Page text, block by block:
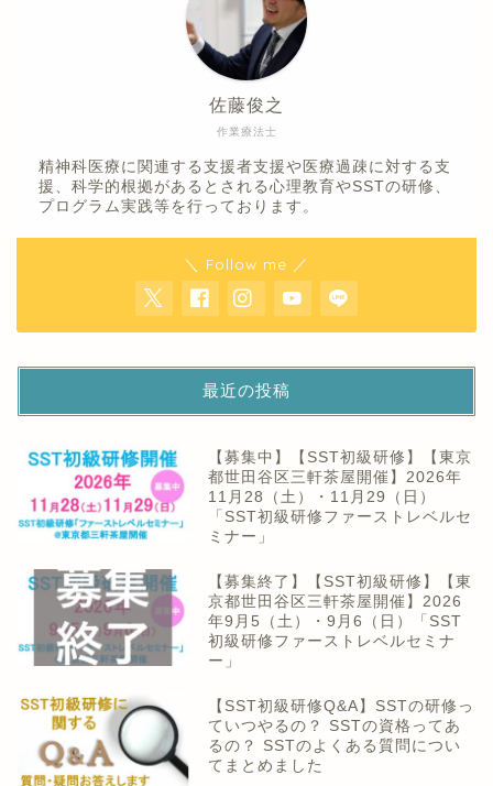
作業療法士
佐藤俊之
精神科医療に関連する支援者支援や医療過疎に対する支
援、科学的根拠があるとされる心理教育やSSTの研修、
プログラム実践等を行っております。
＼ Follow me ／
最近の投稿
【募集中】【SST初級研修】【東京
都世田谷区三軒茶屋開催】2026年
11月28（土）・11月29（日）
「SST初級研修ファーストレベルセ
ミナー」
【募集終了】【SST初級研修】【東
京都世田谷区三軒茶屋開催】2026
年9月5（土）・9月6（日）「SST
初級研修ファーストレベルセミナ
ー」
【SST初級研修Q&A】SSTの研修っ
ていつやるの？ SSTの資格ってあ
るの？ SSTのよくある質問につい
てまとめました